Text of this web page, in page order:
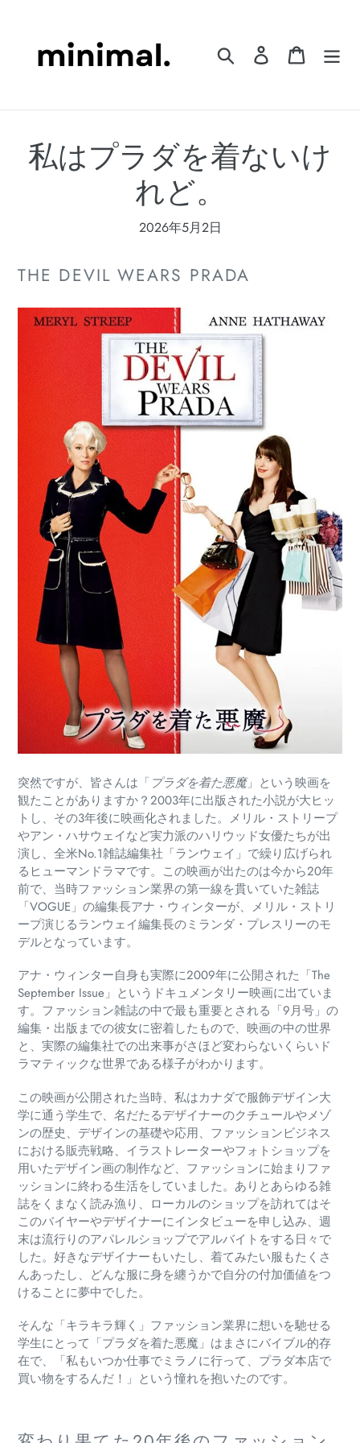
検索 ログインカート
私はプラダを着ないけ
れど。
2026年5月2日
THE DEVIL WEARS PRADA
突然ですが、皆さんは「プラダを着た悪魔」という映画を
観たことがありますか？2003年に出版された小説が大ヒッ
トし、その3年後に映画化されました。メリル・ストリープ
やアン・ハサウェイなど実力派のハリウッド女優たちが出
演し、全米No.1雑誌編集社「ランウェイ」で繰り広げられ
るヒューマンドラマです。この映画が出たのは今から20年
前で、当時ファッション業界の第一線を貫いていた雑誌
「VOGUE」の編集長アナ・ウィンターが、メリル・ストリ
ープ演じるランウェイ編集長のミランダ・プレスリーのモ
デルとなっています。
アナ・ウィンター自身も実際に2009年に公開された「The
September Issue」というドキュメンタリー映画に出ていま
す。ファッション雑誌の中で最も重要とされる「9月号」の
編集・出版までの彼女に密着したもので、映画の中の世界
と、実際の編集社での出来事がさほど変わらないくらいド
ラマティックな世界である様子がわかります。
この映画が公開された当時、私はカナダで服飾デザイン大
学に通う学生で、名だたるデザイナーのクチュールやメゾ
ンの歴史、デザインの基礎や応用、ファッションビジネス
における販売戦略、イラストレーターやフォトショップを
用いたデザイン画の制作など、ファッションに始まりファ
ッションに終わる生活をしていました。ありとあらゆる雑
誌をくまなく読み漁り、ローカルのショップを訪れてはそ
このバイヤーやデザイナーにインタビューを申し込み、週
末は流行りのアパレルショップでアルバイトをする日々で
した。好きなデザイナーもいたし、着てみたい服もたくさ
んあったし、どんな服に身を纏うかで自分の付加価値をつ
けることに夢中でした。
そんな「キラキラ輝く」ファッション業界に想いを馳せる
学生にとって「プラダを着た悪魔」はまさにバイブル的存
在で、「私もいつか仕事でミラノに行って、プラダ本店で
買い物をするんだ！」という憧れを抱いたのです。